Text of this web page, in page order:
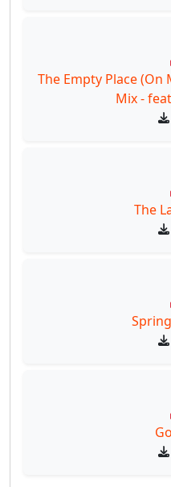
The Empty Place (On
Mix -
The